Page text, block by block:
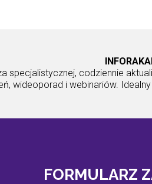
specjalistycznej, codziennie
wideoporad i webinariów.
FORMULARZ